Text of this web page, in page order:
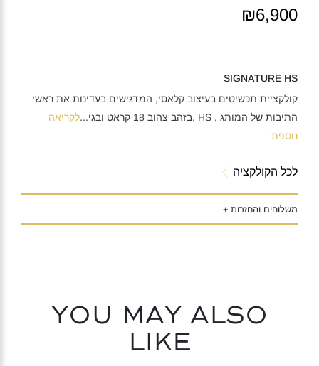
₪6,900
SIGNATURE HS
קולקציית תכשיטים בעיצוב קלאסי, המדגישים בעדינות את ראשי
התיבות של המותג , HS ,בזהב צהוב 18 קראט ובגי
...לקריאה
נוספת
לכל הקולקציה
משלוחים והחזרות +
You may also
like